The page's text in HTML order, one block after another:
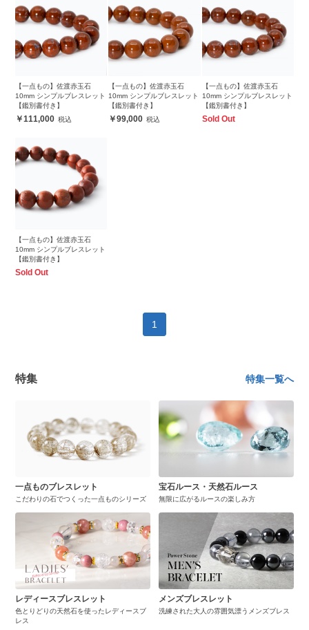
【一点もの】佐渡赤玉石
10mm シンプルブレスレット
【鑑別書付き】
111,000
【一点もの】佐渡赤玉石
10mm シンプルブレスレット
【鑑別書付き】
99,000
【一点もの】佐渡赤玉石
10mm シンプルブレスレット
【鑑別書付き】
Sold Out
【一点もの】佐渡赤玉石
10mm シンプルブレスレット
【鑑別書付き】
Sold Out
1
特集 特集一覧へ
一点ものブレスレット
こだわりの石でつくった一点ものシリーズ
宝石ルース・天然石ルース
無限に広がるルースの楽しみ方
レディースブレスレット
色とりどりの天然石を使ったレディースブ
レス
メンズブレスレット
洗練された大人の雰囲気漂うメンズブレス